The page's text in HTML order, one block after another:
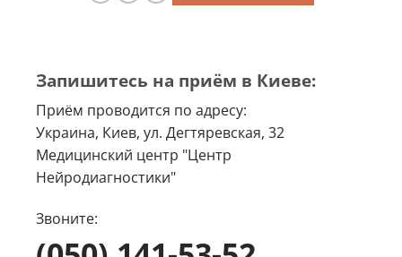
Запишитесь на приём в Киеве:
Приём проводится по адресу:
Украина, Киев, ул. Дегтяревская, 32
Медицинский центр "Центр
Нейродиагностики"
Звоните: